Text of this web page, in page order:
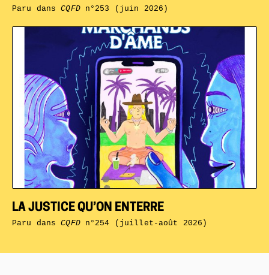
LA JUSTICE QU’ON ENTERRE
Paru dansCQFDn°254 (juillet-août 2026)
Paru dansCQFDn°253 (juin 2026)